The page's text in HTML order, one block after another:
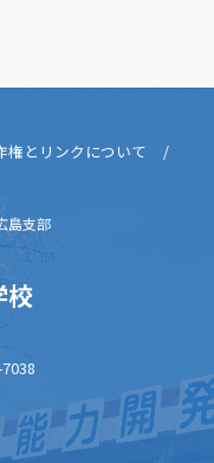
権とリンクについて
島支部
校